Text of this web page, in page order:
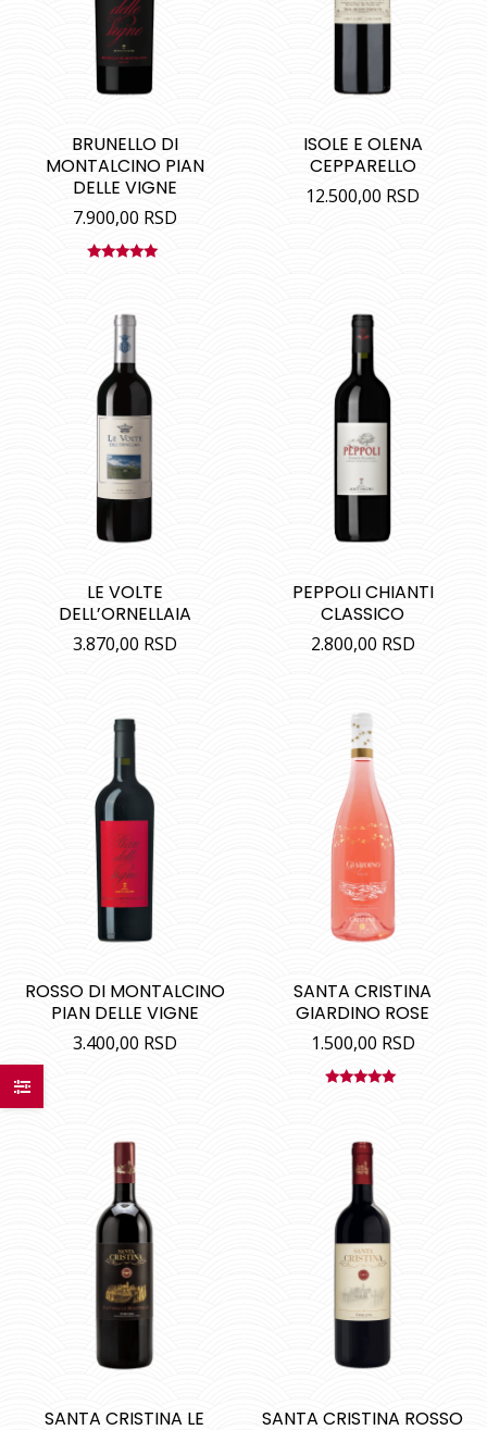
BRUNELLO DI
MONTALCINO PIAN
DELLE VIGNE
7.900,00 RSD
ISOLE E OLENA
CEPPARELLO
12.500,00 RSD
LE VOLTE
DELL’ORNELLAIA
3.870,00 RSD
PEPPOLI CHIANTI
CLASSICO
2.800,00 RSD
ROSSO DI MONTALCINO
PIAN DELLE VIGNE
3.400,00 RSD
SANTA CRISTINA
GIARDINO ROSE
1.500,00 RSD
SANTA CRISTINA LE
SANTA CRISTINA ROSSO